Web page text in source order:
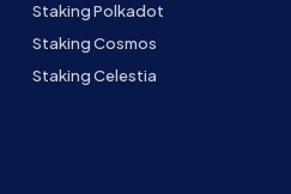
Staking Polkadot
Staking Cosmos
Staking Celestia